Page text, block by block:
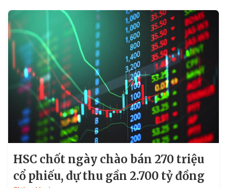
HSC chốt ngày chào bán 270 triệu
cổ phiếu, dự thu gần 2.700 tỷ đồng